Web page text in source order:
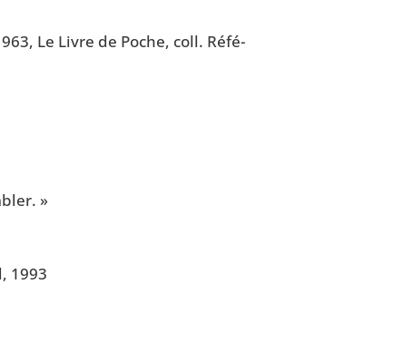
Le Livre de Poche, coll. Réfé­
»
1993